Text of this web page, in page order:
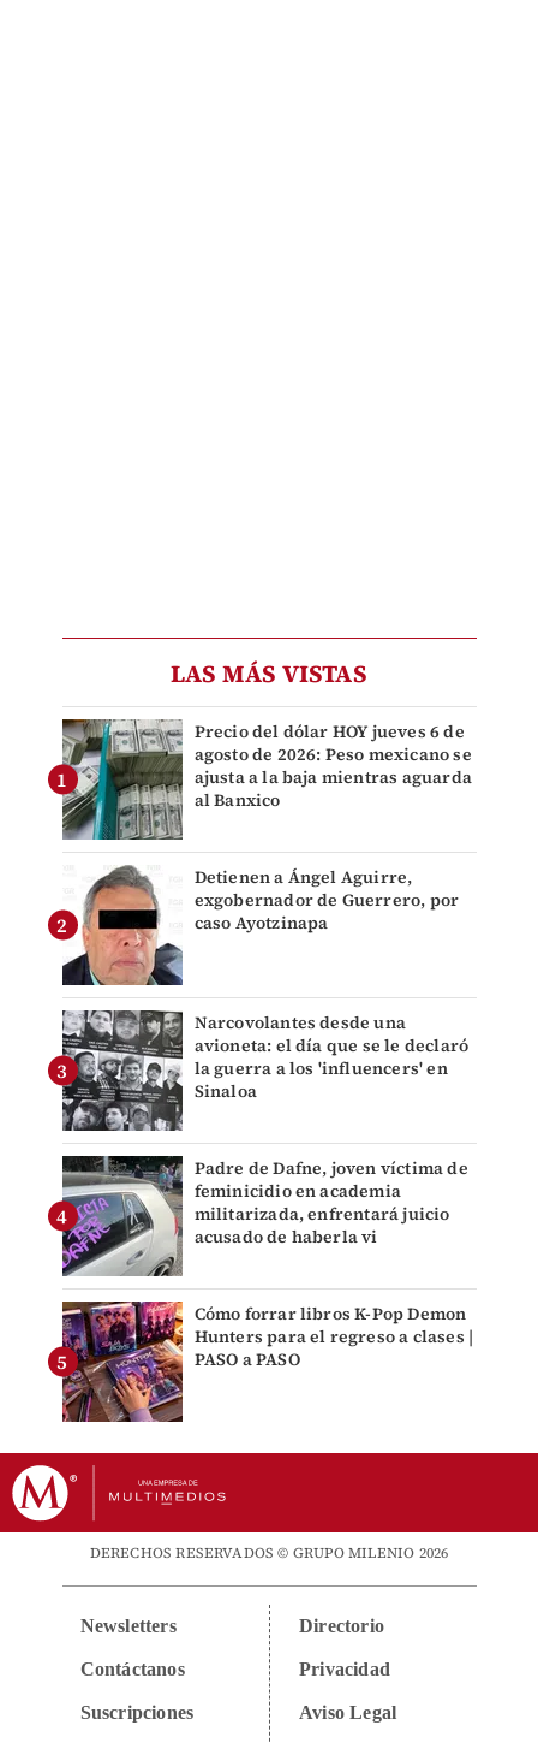
LAS MÁS VISTAS
Precio del dólar HOY jueves 6 de
agosto de 2026: Peso mexicano se
ajusta a la baja mientras aguarda
al Banxico
Detienen a Ángel Aguirre,
exgobernador de Guerrero, por
caso Ayotzinapa
Narcovolantes desde una
avioneta: el día que se le declaró
la guerra a los 'influencers' en
Sinaloa
Padre de Dafne, joven víctima de
feminicidio en academia
militarizada, enfrentará juicio
acusado de haberla vi
Cómo forrar libros K-Pop Demon
Hunters para el regreso a clases |
PASO a PASO
DERECHOS RESERVADOS © GRUPO MILENIO 2026
Newsletters
Contáctanos
Suscripciones
Directorio
Privacidad
Aviso Legal